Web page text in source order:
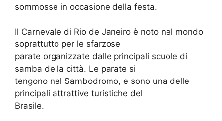
sommosse in occasione della festa.
Il Carnevale di Rio de Janeiro è noto nel mondo
soprattutto per le sfarzose
parate organizzate dalle principali scuole di
samba della città. Le parate si
tengono nel Sambodromo, e sono una delle
principali attrattive turistiche del
Brasile.